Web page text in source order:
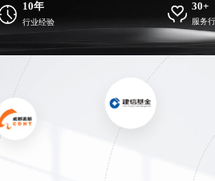
10年
行业经验
30+
服务